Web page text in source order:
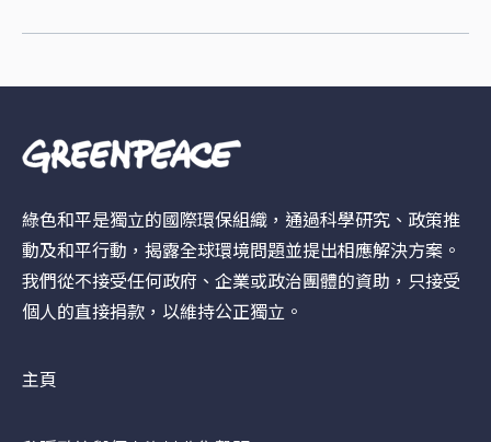
綠色和平是獨立的國際環保組織，通過科學研究、政策推
動及和平行動，揭露全球環境問題並提出相應解決方案。
我們從不接受任何政府、企業或政治團體的資助，只接受
個人的直接捐款，以維持公正獨立。
主頁